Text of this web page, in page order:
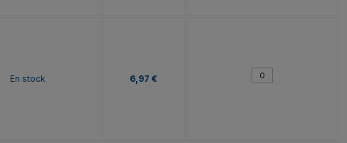
En stock 6,97 €